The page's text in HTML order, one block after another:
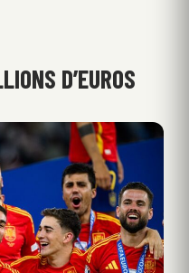
D’EUROS